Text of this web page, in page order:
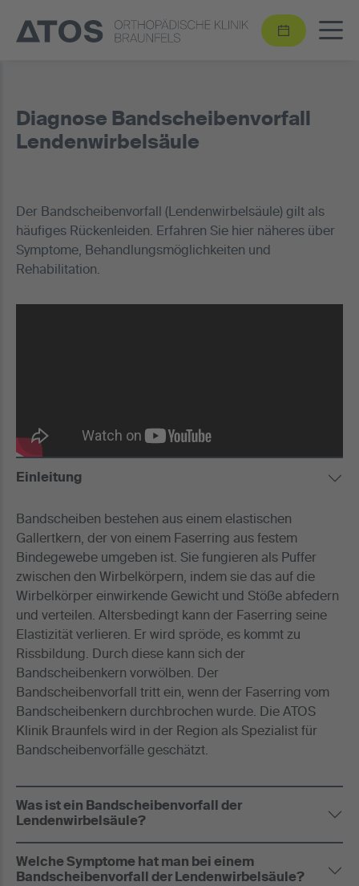
Diagnose Bandscheibenvorfall
Lendenwirbelsäule
Der Bandscheibenvorfall (Lendenwirbelsäule) gilt als
häufiges Rückenleiden. Erfahren Sie hier näheres über
Symptome, Behandlungsmöglichkeiten und
Rehabilitation.
Einleitung
Bandscheiben bestehen aus einem elastischen
Gallertkern, der von einem Faserring aus festem
Bindegewebe umgeben ist. Sie fungieren als Puffer
zwischen den Wirbelkörpern, indem sie das auf die
Wirbelkörper einwirkende Gewicht und Stöße abfedern
und verteilen. Altersbedingt kann der Faserring seine
Elastizität verlieren. Er wird spröde, es kommt zu
Rissbildung. Durch diese kann sich der
Bandscheibenkern vorwölben. Der
Bandscheibenvorfall tritt ein, wenn der Faserring vom
Bandscheibenkern durchbrochen wurde. Die ATOS
Klinik Braunfels wird in der Region als Spezialist für
Bandscheibenvorfälle geschätzt.
Was ist ein Bandscheibenvorfall der
Lendenwirbelsäule?
Welche Symptome hat man bei einem
Bandscheibenvorfall der Lendenwirbelsäule?